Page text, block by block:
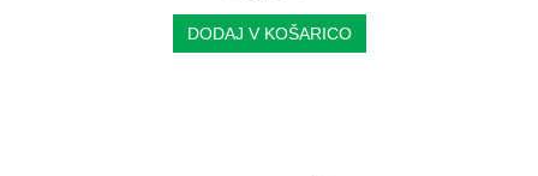
DODAJ V KOŠARICO